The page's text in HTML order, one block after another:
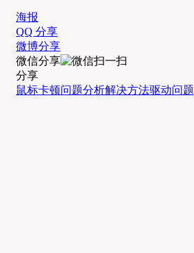
海报
QQ 分享
微博分享
微信分享
分享
鼠标卡顿问题分析解决方法驱动问题